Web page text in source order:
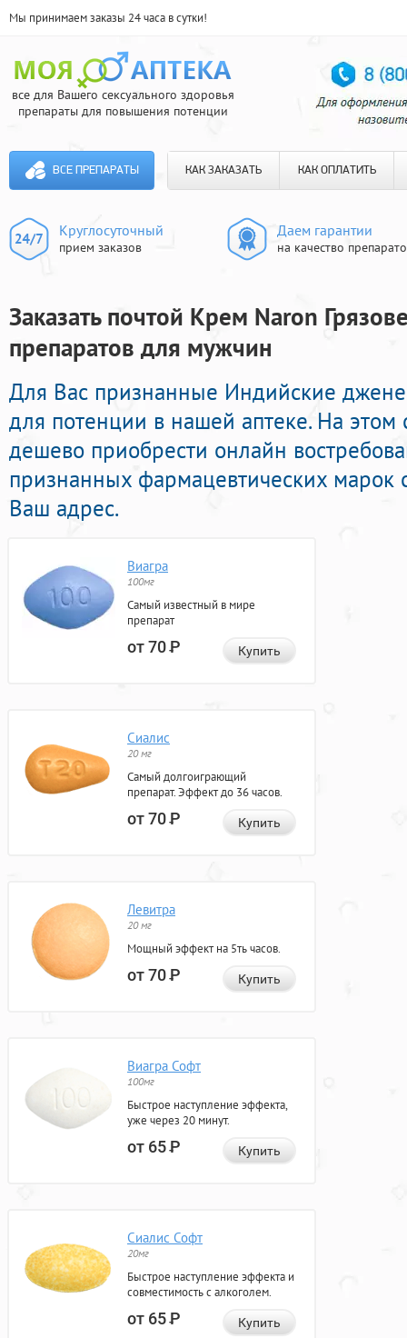
Мы принимаем заказы 24 часа в сутки!
все для Вашего сексуального здоровья
препараты для повышения потенции
ВСЕ ПРЕПАРАТЫ КАК ЗАКАЗАТЬ КАК ОПЛАТИТЬ
Круглосуточный
прием заказов
Даем гарантии
на качество
Заказать почтой Крем Naron
препаратов для мужчин
Для Вас признанные Индийские
для потенции в нашей аптеке. На
дешево приобрести онлайн
признанных фармацевтических марок
Ваш адрес.
Виагра
100мг
Самый известный в мире
препарат
от 70Р Купить
Сиалис
20 мг
Самый долгоиграющий
препарат. Эффект до 36 часов.
от 70Р Купить
Левитра
20 мг
Мощный эффект на 5ть часов.
от 70Р Купить
Виагра Софт
100мг
Быстрое наступление эффекта,
уже через 20 минут.
от 65Р Купить
Сиалис Софт
20мг
Быстрое наступление эффекта и
совместимость с алкоголем.
от 65Р Купить